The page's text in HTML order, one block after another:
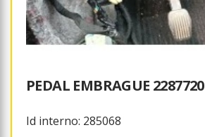
PEDAL EMBRAGUE 2287720
Id interno: 285068